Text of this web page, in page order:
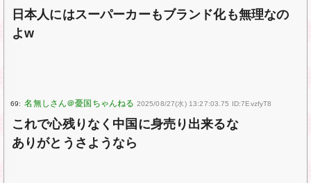
日本人にはスーパーカーもブランド化も無理なの
よw
69: 2025/08/27(水) 13:27:03.75 ID:7EvzfyT8
これで心残りなく中国に身売り出来るな
ありがとうさようなら